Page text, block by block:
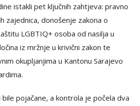
istakli pet ključnih zahtjeva: pravno
zajednica, donošenje zakona o
LGBTIQ+ osoba od nasilja u
iz mržnje u krivični zakon te
okupljanjima u Kantonu Sarajevo
pojačane, a kontrola je počela dva